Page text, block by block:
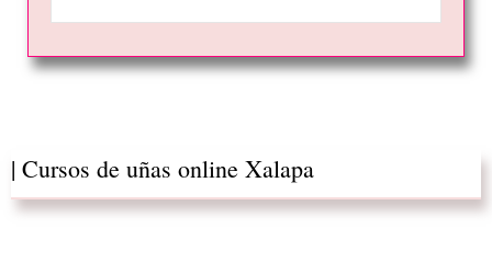
| Cursos de uñas online Xalapa